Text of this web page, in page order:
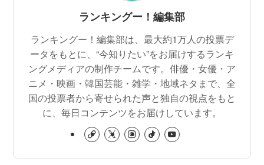
ランキングー！編集部
ランキングー！編集部は、最大約1万人の投票デ
ータをもとに、“今知りたい”をお届けするランキ
ングメディアの制作チームです。俳優・女優・ア
ニメ・映画・韓国芸能・雑学・地域ネタまで、全
国の投票者から寄せられた声と独自の視点をもと
に、毎日コンテンツをお届けしています。